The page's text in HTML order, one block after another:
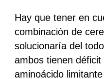
Hay que tener en
combinación de
solucionaría del
ambos tienen
aminoácido